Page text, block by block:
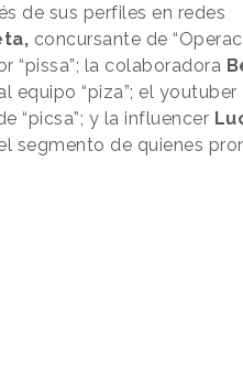
de sus perfiles en redes
concursante de
“pissa”; la colaboradora
equipo “piza”; el youtuber
“picsa”; y la influencer
segmento de quienes